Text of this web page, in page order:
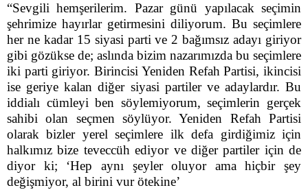
“Sevgili hemşerilerim. Pazar günü yapılacak seçimin
şehrimize hayırlar getirmesini diliyorum. Bu seçimlere
her ne kadar 15 siyasi parti ve 2 bağımsız adayı giriyor
gibi gözükse de; aslında bizim nazarımızda bu seçimlere
iki parti giriyor. Birincisi Yeniden Refah Partisi, ikincisi
ise geriye kalan diğer siyasi partiler ve adaylardır. Bu
iddialı cümleyi ben söylemiyorum, seçimlerin gerçek
sahibi olan seçmen söylüyor. Yeniden Refah Partisi
olarak bizler yerel seçimlere ilk defa girdiğimiz için
halkımız bize teveccüh ediyor ve diğer partiler için de
diyor ki; ‘Hep aynı şeyler oluyor ama hiçbir şey
değişmiyor, al birini vur ötekine’